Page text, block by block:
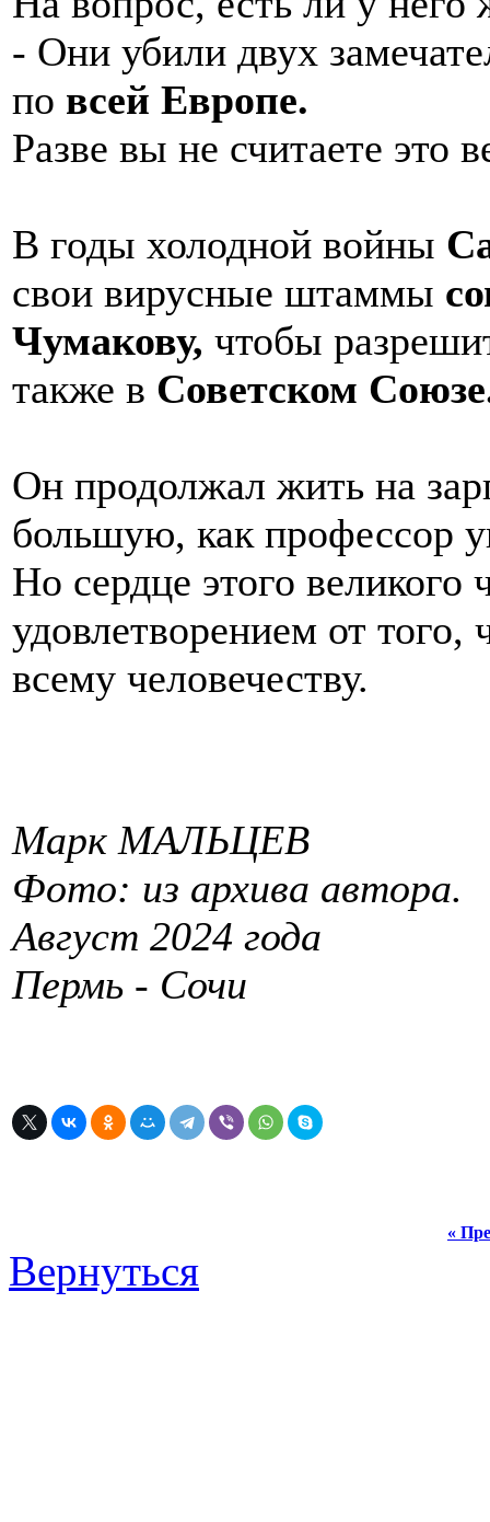
- Они убили двух
по всей Европе.
Разве вы не считаете это
В годы холодной войны
свои вирусные штаммы
Чумакову, чтобы
также в Советском
Он продолжал жить на
большую, как профессор
Но сердце этого великого
удовлетворением от того,
всему человечеству.
Марк МАЛЬЦЕВ
Фото: из архива автора.
Август 2024 года
Пермь - Сочи
«
Вернуться